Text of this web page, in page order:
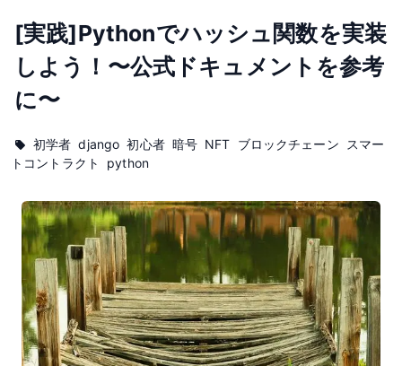
[実践]Pythonでハッシュ関数を実装
しよう！〜公式ドキュメントを参考
に〜
初学者 django 初心者 暗号 NFT ブロックチェーン
スマー
トコントラクト
python